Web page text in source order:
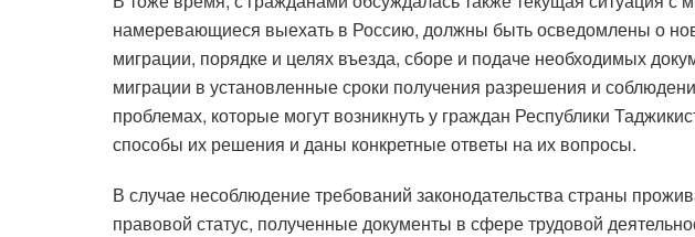
намеревающиеся выехать в Россию, должны быть осведомлены о
миграции, порядке и целях въезда, сборе и подаче необходимых
миграции в установленные сроки получения разрешения и
проблемах, которые могут возникнуть у граждан Республики
способы их решения и даны конкретные ответы на их вопросы.
В случае несоблюдение требований законодательства страны
правовой статус, полученные документы в сфере трудовой